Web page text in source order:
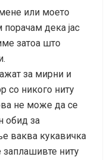
или моето
дека јас
затоа што
за мирни и
со никого ниту
не може да се
обид за
ваква кукавичка
заплашивте ниту